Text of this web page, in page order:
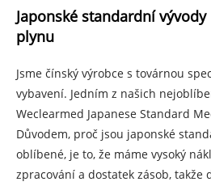
Japonské standardní
plynu
Jsme čínský výrobce s továrnou
vybavení. Jedním z našich
Weclearmed Japanese Standard
Důvodem, proč jsou japonské
oblíbené, je to, že máme vysoký
zpracování a dostatek zásob, takže